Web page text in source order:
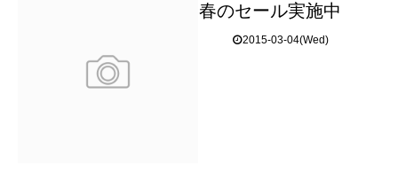
春のセール実施中
2015-03-04(Wed)